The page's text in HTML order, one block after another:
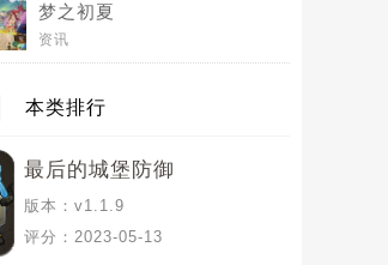
梦之初夏
资讯
本类排行
最后的城堡防御
版本：v1.1.9
评分：2023-05-13